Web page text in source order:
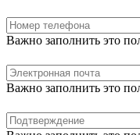
Важно заполнить это
Важно заполнить это